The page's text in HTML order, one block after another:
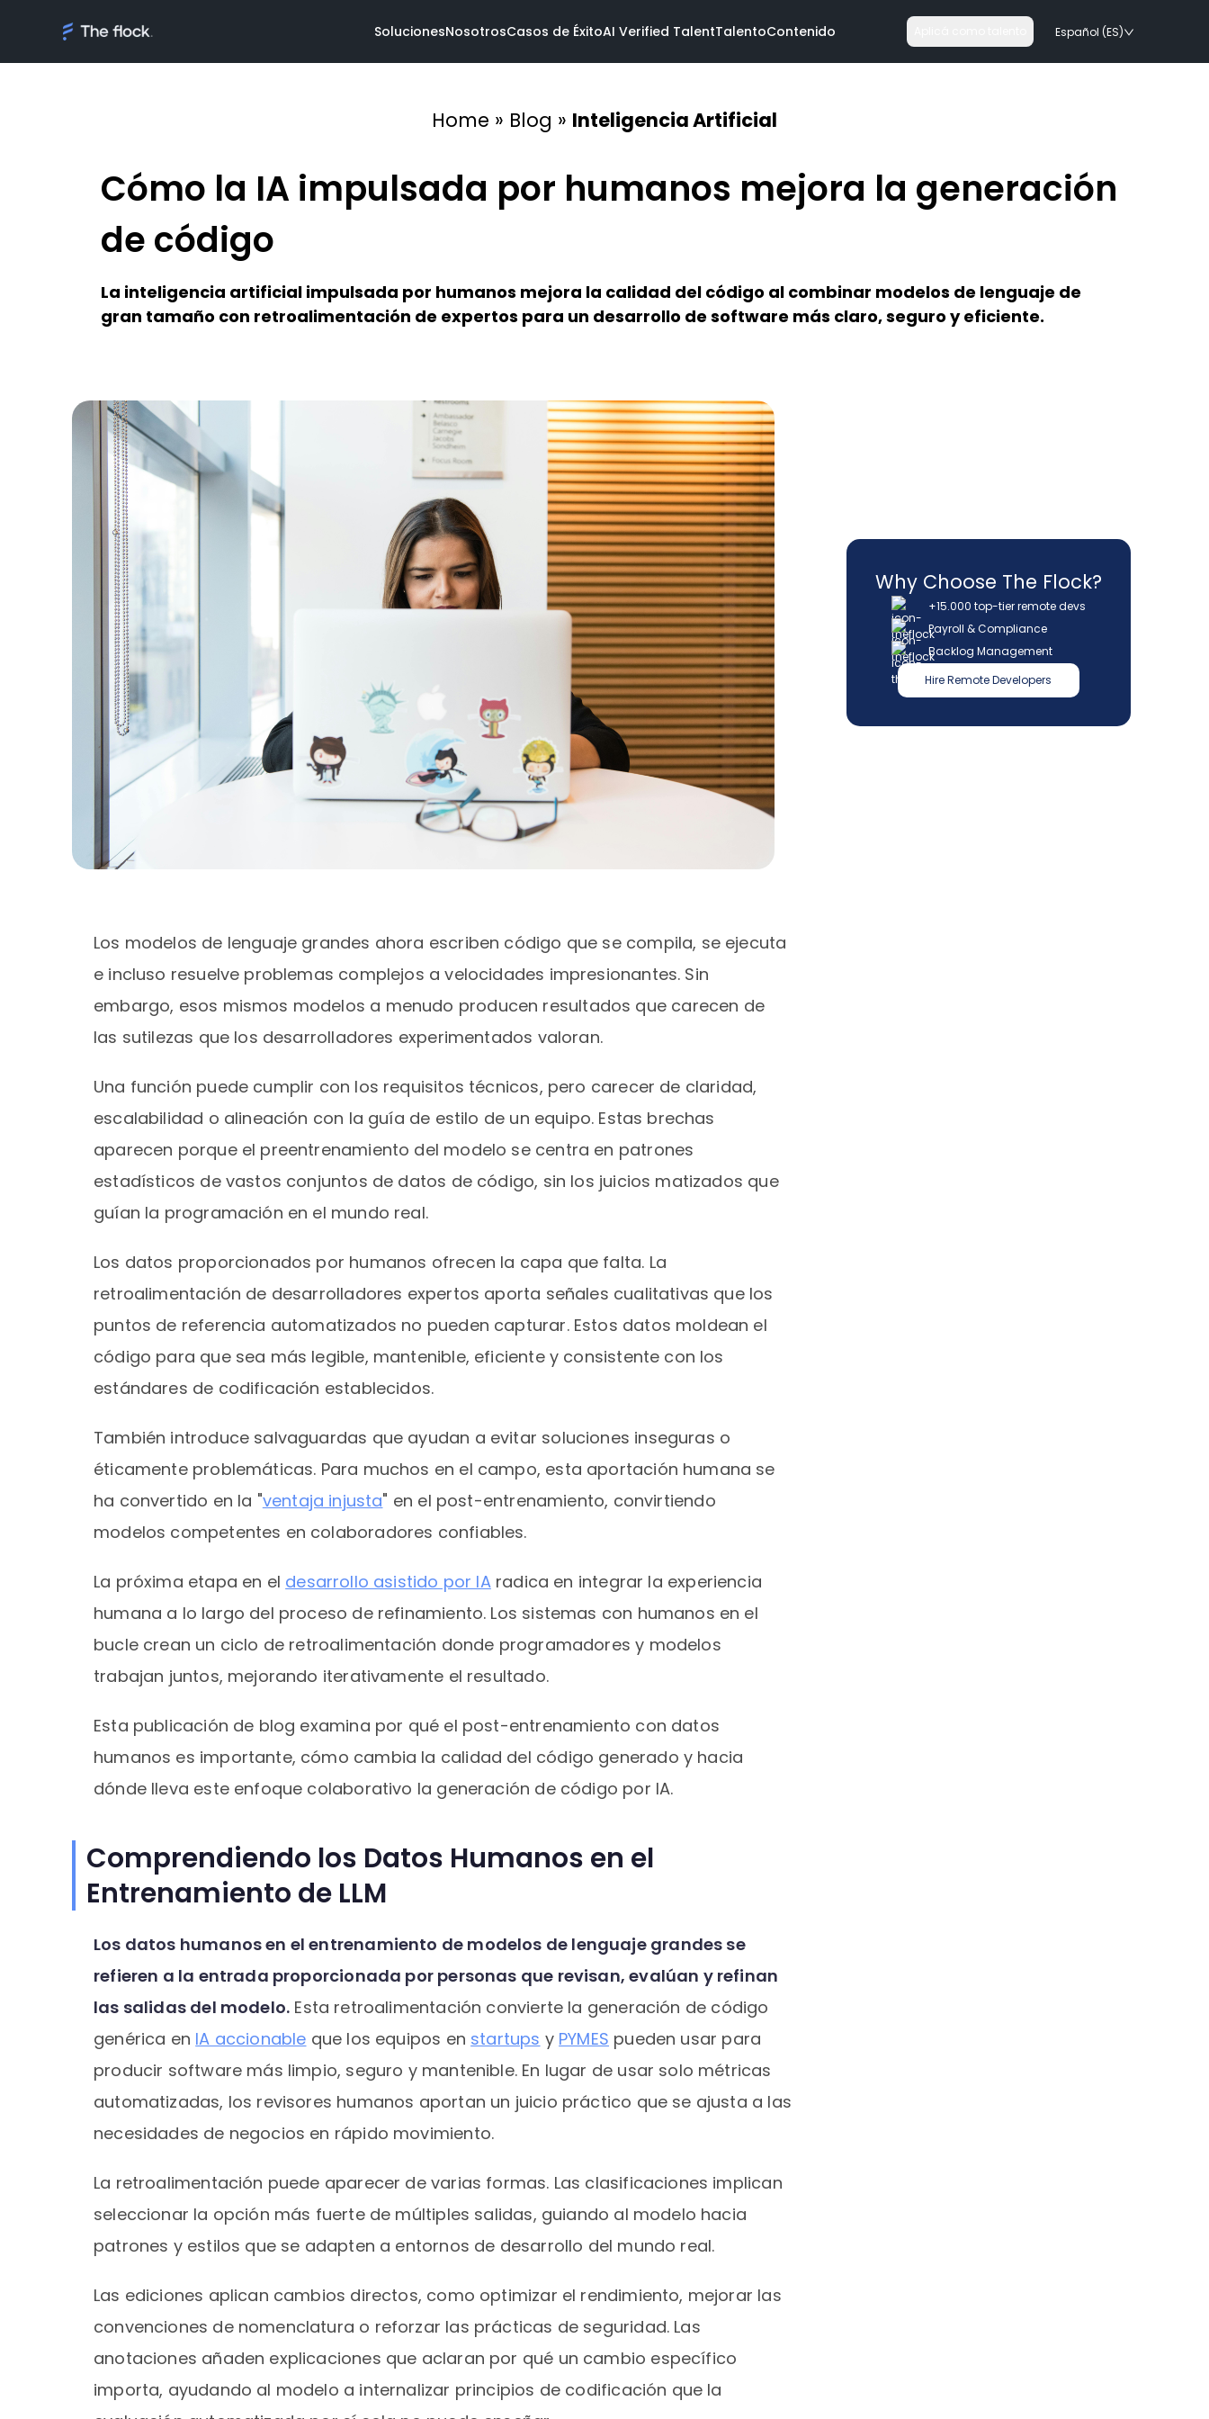
Soluciones
Soluciones
Talento a demanda
Equipos de software
AI Discovery
Servicios
Data
Todas las soluciones
Pharma & Health
Todas las industrias
Tecnologías
AWS
Todas las tecnologias
Nosotros
Conoce al equipo
Casos de ÉxitoAI Verified TalentTalento
Conoce el talento
Contenido Español (ES)
Home » Blog » Inteligencia Artificial
Cómo la IA impulsada por humanos mejora la generación
de código
La inteligencia artificial impulsada por humanos mejora la calidad del código al combinar modelos de lenguaje de
gran tamaño con retroalimentación de expertos para un desarrollo de software más claro, seguro y eficiente.
Los modelos de lenguaje grandes ahora escriben código que se compila, se ejecuta
e incluso resuelve problemas complejos a velocidades impresionantes. Sin
embargo, esos mismos modelos a menudo producen resultados que carecen de
las sutilezas que los desarrolladores experimentados valoran.
Una función puede cumplir con los requisitos técnicos, pero carecer de claridad,
escalabilidad o alineación con la guía de estilo de un equipo. Estas brechas
aparecen porque el preentrenamiento del modelo se centra en patrones
estadísticos de vastos conjuntos de datos de código, sin los juicios matizados que
guían la programación en el mundo real.
Los datos proporcionados por humanos ofrecen la capa que falta. La
retroalimentación de desarrolladores expertos aporta señales cualitativas que los
puntos de referencia automatizados no pueden capturar. Estos datos moldean el
código para que sea más legible, mantenible, eficiente y consistente con los
estándares de codificación establecidos.
También introduce salvaguardas que ayudan a evitar soluciones inseguras o
éticamente problemáticas. Para muchos en el campo, esta aportación humana se
ha convertido en la "ventaja injusta" en el post-entrenamiento, convirtiendo
modelos competentes en colaboradores confiables.
La próxima etapa en el desarrollo asistido por IAradica en integrar la experiencia
humana a lo largo del proceso de refinamiento. Los sistemas con humanos en el
bucle crean un ciclo de retroalimentación donde programadores y modelos
trabajan juntos, mejorando iterativamente el resultado.
Esta publicación de blog examina por qué el post-entrenamiento con datos
humanos es importante, cómo cambia la calidad del código generado y hacia
dónde lleva este enfoque colaborativo la generación de código por IA.
Comprendiendo los Datos Humanos en el
Entrenamiento de LLM
Los datos humanos en el entrenamiento de modelos de lenguaje grandes se
refieren a la entrada proporcionada por personas que revisan, evalúan y refinan
las salidas del modelo. Esta retroalimentación convierte la generación de código
genérica en IA accionable que los equipos en startups y PYMES pueden usar para
producir software más limpio, seguro y mantenible. En lugar de usar solo métricas
automatizadas, los revisores humanos aportan un juicio práctico que se ajusta a las
necesidades de negocios en rápido movimiento.
La retroalimentación puede aparecer de varias formas. Las clasificaciones implican
seleccionar la opción más fuerte de múltiples salidas, guiando al modelo hacia
patrones y estilos que se adapten a entornos de desarrollo del mundo real.
Las ediciones aplican cambios directos, como optimizar el rendimiento, mejorar las
convenciones de nomenclatura o reforzar las prácticas de seguridad. Las
anotaciones añaden explicaciones que aclaran por qué un cambio específico
importa, ayudando al modelo a internalizar principios de codificación que la
Why Choose The Flock?
+15.000 top-tier remote devs
Payroll & Compliance
Backlog Management
Hire Remote Developers